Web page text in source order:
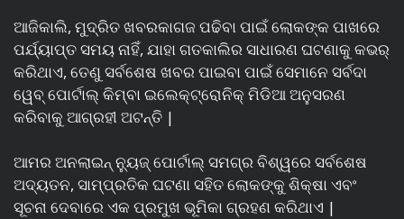
ଆଜିକାଲି, ମୁଦ୍ରିତ ଖବରକାଗଜ ପଢିବା ପାଇଁ ଲୋକଙ୍କ ପାଖରେ
ପର୍ଯ୍ୟାପ୍ତ ସମୟ ନାହିଁ, ଯାହା ଗତକାଲିର ସାଧାରଣ ଘଟଣାକୁ କଭର୍
କରିଥାଏ, ତେଣୁ ସର୍ବଶେଷ ଖବର ପାଇବା ପାଇଁ ସେମାନେ ସର୍ବଦା
ୱେବ୍ ପୋର୍ଟାଲ୍ କିମ୍ବା ଇଲେକ୍ଟ୍ରୋନିକ୍ ମିଡିଆ ଅନୁସରଣ
କରିବାକୁ ଆଗ୍ରହୀ ଅଟନ୍ତି |
ଆମର ଅନଲାଇନ୍ ନ୍ୟୁଜ୍ ପୋର୍ଟାଲ୍ ସମଗ୍ର ବିଶ୍ୱରେ ସର୍ବଶେଷ
ଅଦ୍ୟତନ, ସାମ୍ପ୍ରତିକ ଘଟଣା ସହିତ ଲୋକଙ୍କୁ ଶିକ୍ଷା ଏବଂ
ସୂଚନା ଦେବାରେ ଏକ ପ୍ରମୁଖ ଭୂମିକା ଗ୍ରହଣ କରିଥାଏ |